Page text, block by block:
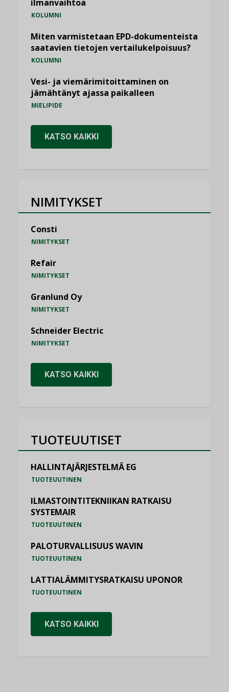
ilmanvaihtoa
KOLUMNI
Miten varmistetaan EPD-dokumenteista
saatavien tietojen vertailukelpoisuus?
KOLUMNI
Vesi- ja viemärimitoittaminen on
jämähtänyt ajassa paikalleen
MIELIPIDE
KATSO KAIKKI
NIMITYKSET
Consti
NIMITYKSET
Refair
NIMITYKSET
Granlund Oy
NIMITYKSET
Schneider Electric
NIMITYKSET
KATSO KAIKKI
TUOTEUUTISET
HALLINTAJÄRJESTELMÄ EG
TUOTEUUTINEN
ILMASTOINTITEKNIIKAN RATKAISU
SYSTEMAIR
TUOTEUUTINEN
PALOTURVALLISUUS WAVIN
TUOTEUUTINEN
LATTIALÄMMITYSRATKAISU UPONOR
TUOTEUUTINEN
KATSO KAIKKI